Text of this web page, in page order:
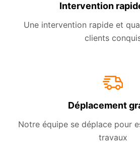
Intervention
Une intervention rapide et
clients
Déplacement
Notre équipe se déplace pour
travaux